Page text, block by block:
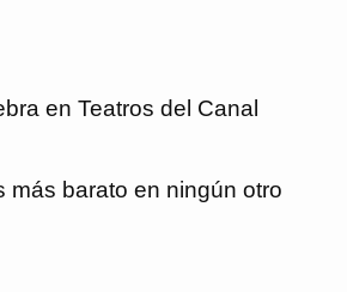
en Teatros del Canal
más barato en ningún otro